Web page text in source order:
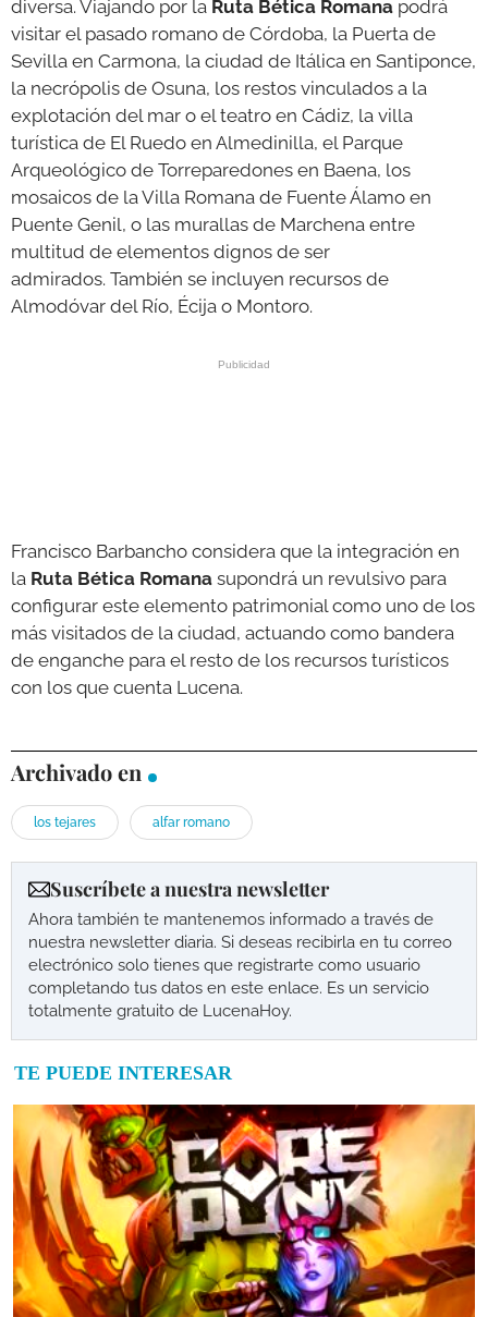
diversa. Viajando por la Ruta Bética Romana podrá
visitar el pasado romano de Córdoba, la Puerta de
Sevilla en Carmona, la ciudad de Itálica en Santiponce,
la necrópolis de Osuna, los restos vinculados a la
explotación del mar o el teatro en Cádiz, la villa
turística de El Ruedo en Almedinilla, el Parque
Arqueológico de Torreparedones en Baena, los
mosaicos de la Villa Romana de Fuente Álamo en
Puente Genil, o las murallas de Marchena entre
multitud de elementos dignos de ser
admirados. También se incluyen recursos de
Almodóvar del Río, Écija o Montoro.
Francisco Barbancho considera que la integración en
la Ruta Bética Romana supondrá un revulsivo para
configurar este elemento patrimonial como uno de los
más visitados de la ciudad, actuando como bandera
de enganche para el resto de los recursos turísticos
con los que cuenta Lucena.
Archivado en
los tejares alfar romano
Suscríbete a nuestra newsletter
Ahora también te mantenemos informado a través de
nuestra newsletter diaria. Si deseas recibirla en tu correo
electrónico solo tienes que registrarte como usuario
completando tus datos en este enlace. Es un servicio
totalmente gratuito de LucenaHoy.
TE PUEDE INTERESAR